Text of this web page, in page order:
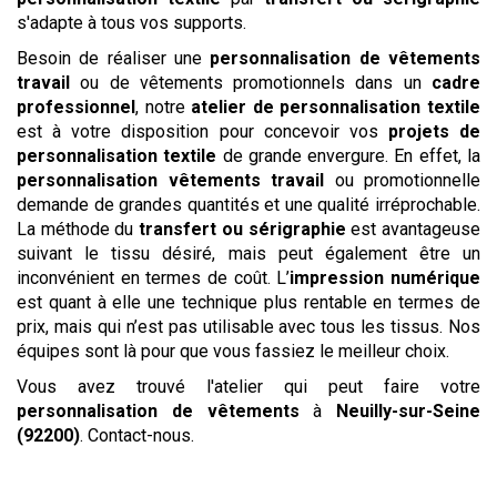
s'adapte à tous vos supports.
Besoin de réaliser une personnalisation de vêtements
travail ou de vêtements promotionnels dans un cadre
professionnel, notre atelier de personnalisation textile
est à votre disposition pour concevoir vos projets de
personnalisation textile de grande envergure. En effet, la
personnalisation vêtements travail ou promotionnelle
demande de grandes quantités et une qualité irréprochable.
La méthode dutransfert ou sérigraphie est avantageuse
suivant le tissu désiré, mais peut également être un
inconvénient en termes de coût. L’impression numérique
est quant à elle une technique plus rentable en termes de
prix, mais qui n’est pas utilisable avec tous les tissus. Nos
équipes sont là pour que vous fassiez le meilleur choix.
Vous avez trouvé l'atelier qui peut faire votre
personnalisation de vêtements à Neuilly-sur-Seine
(92200). Contact-nous.